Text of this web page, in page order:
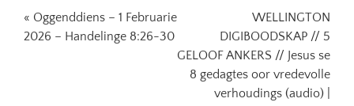
« Oggenddiens – 1 Februarie
2026 – Handelinge 8:26-30
WELLINGTON
DIGIBOODSKAP // 5
GELOOF ANKERS // Jesus se
8 gedagtes oor vredevolle
verhoudings (audio) |